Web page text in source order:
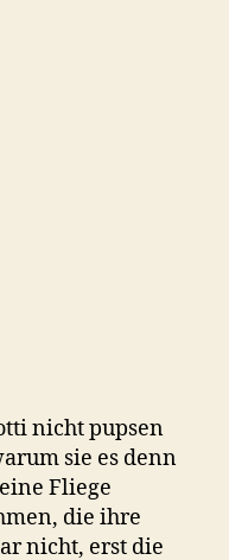
nicht pupsen
sie es denn
Fliege
die ihre
nicht, erst die